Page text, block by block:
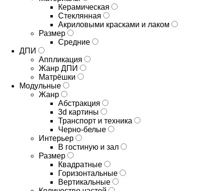
Керамическая
Стеклянная
Акриловыми красками и лаком
Размер
Средние
ДПИ
Аппликация
Жанр ДПИ
Матрёшки
Модульные
Жанр
Абстракция
3d картины
Транспорт и техника
Черно-белые
Интерьер
В гостиную и зал
Размер
Квадратные
Горизонтальные
Вертикальные